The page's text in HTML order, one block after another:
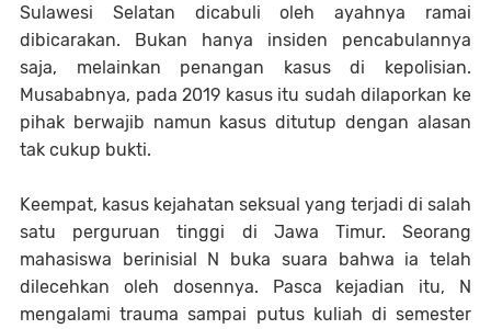
Sulawesi Selatan dicabuli oleh ayahnya ramai
dibicarakan. Bukan hanya insiden pencabulannya
saja, melainkan penangan kasus di kepolisian.
Musababnya, pada 2019 kasus itu sudah dilaporkan ke
pihak berwajib namun kasus ditutup dengan alasan
tak cukup bukti.
Keempat, kasus kejahatan seksual yang terjadi di salah
satu perguruan tinggi di Jawa Timur. Seorang
mahasiswa berinisial N buka suara bahwa ia telah
dilecehkan oleh dosennya. Pasca kejadian itu, N
mengalami trauma sampai putus kuliah di semester